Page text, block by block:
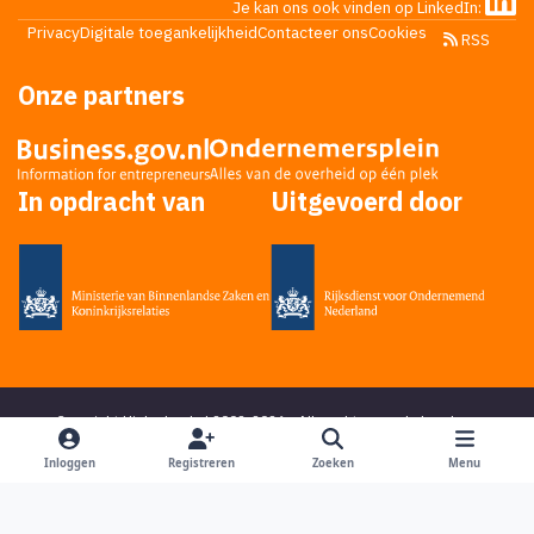
te zeggen welke % je kunt hanteren van de
brutomarge. Dat verschilt echt per
bonusschema dus altijd af moeten stemmen op jouw
lastig als het lijkt. In de regel kun je een goed
schema in een paar uur in elkaar zetten. Wel is
belangrijk om juiste targets/doelstellingen te
inzicht. Maar wat is de achtergrond van je vraag?
Je kan ons ook vinden op LinkedIn:
PrivacyDigitale toegankelijkheidContacteer onsCookies RSS
Onze partners
In opdracht van Uitgevoerd door
Copyright Higherlevel.nl 2002-2026 - Alle rechten voorbehouden -
Privacy statement
- Powered by &DoReply
en bedacht door
Inloggen Registreren Zoeken Menu